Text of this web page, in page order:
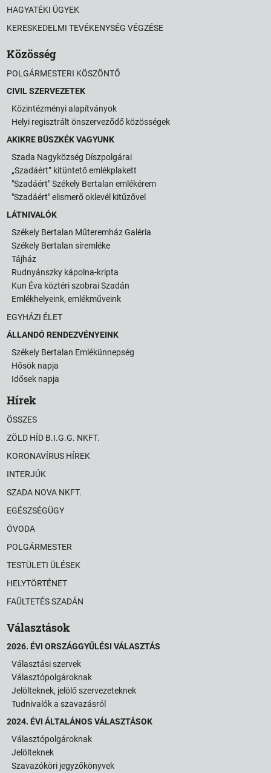
HAGYATÉKI ÜGYEK
KERESKEDELMI TEVÉKENYSÉG VÉGZÉSE
Közösség
POLGÁRMESTERI KÖSZÖNTŐ
CIVIL SZERVEZETEK
Közintézményi alapítványok
Helyi regisztrált önszerveződő közösségek
AKIKRE BÜSZKÉK VAGYUNK
Szada Nagyközség Díszpolgárai
„Szadáért” kitüntető emlékplakett
"Szadáért" Székely Bertalan emlékérem
"Szadáért" elismerő oklevél kitűzővel
LÁTNIVALÓK
Székely Bertalan Műteremház Galéria
Székely Bertalan síremléke
Tájház
Rudnyánszky kápolna-kripta
Kun Éva köztéri szobrai Szadán
Emlékhelyeink, emlékműveink
EGYHÁZI ÉLET
ÁLLANDÓ RENDEZVÉNYEINK
Székely Bertalan Emlékünnepség
Hősök napja
Idősek napja
Hírek
ÖSSZES
ZÖLD HÍD B.I.G.G. NKFT.
KORONAVÍRUS HÍREK
INTERJÚK
SZADA NOVA NKFT.
EGÉSZSÉGÜGY
ÓVODA
POLGÁRMESTER
TESTÜLETI ÜLÉSEK
HELYTÖRTÉNET
FAÜLTETÉS SZADÁN
Választások
2026. ÉVI ORSZÁGGYŰLÉSI VÁLASZTÁS
Választási szervek
Választópolgároknak
Jelölteknek, jelölő szervezeteknek
Tudnivalók a szavazásról
2024. ÉVI ÁLTALÁNOS VÁLASZTÁSOK
Választópolgároknak
Jelölteknek
Szavazóköri jegyzőkönyvek